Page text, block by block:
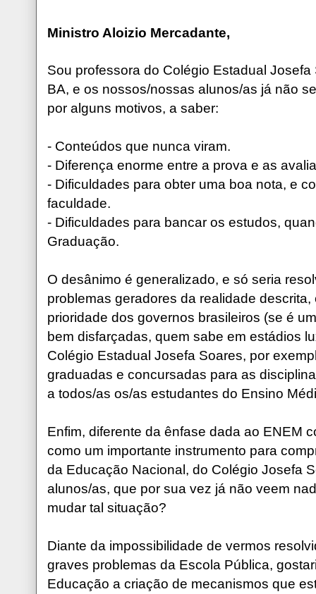
Ministro Aloizio Mercadante,
Sou professora do Colégio Estadual
BA, e os nossos/nossas alunos/as já não
por alguns motivos, a saber:
- Conteúdos que nunca viram.
- Diferença enorme entre a prova e as
- Dificuldades para obter uma boa nota, e
faculdade.
- Dificuldades para bancar os estudos,
Graduação.
O desânimo é generalizado, e só seria
problemas geradores da realidade
prioridade dos governos brasileiros (se é
bem disfarçadas, quem sabe em estádios
Colégio Estadual Josefa Soares, por
graduadas e concursadas para as
a todos/as os/as estudantes do Ensino
Enfim, diferente da ênfase dada ao ENEM
como um importante instrumento para
da Educação Nacional, do Colégio Josefa
alunos/as, que por sua vez já não veem
mudar tal situação?
Diante da impossibilidade de vermos
graves problemas da Escola Pública,
Educação a criação de mecanismos que